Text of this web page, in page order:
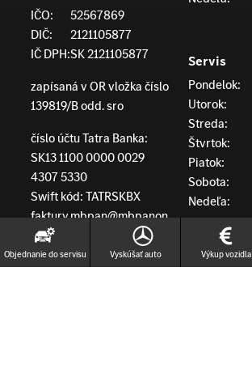
IČO:
52567869
DIČ:
2121105877
IČ DPH:SK 2121105877
zapísaná v OR vložka číslo
139819/B odd. sro
číslo účtu Tatra Banka:
SK13 1100 0000 0029
4307 5330
Swift kód: TATRSKBX
faktury.mbpan@mbpanon
ska.sk
Servis
Pondelok:
Utorok:
Streda:
Štvrtok:
Piatok:
Sobota:
Nedeľa:
Objednanie do servisu Vyskúšať auto Výkup vozidla